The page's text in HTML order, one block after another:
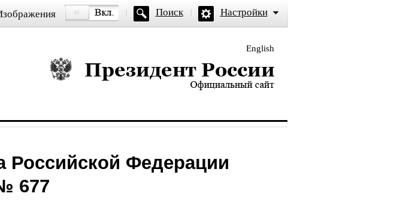
Поиск Настройки
English
Президент России — официальный сайт
Российской Федерации
677